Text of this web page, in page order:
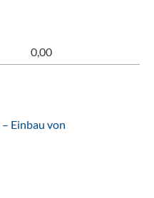
0,00
Einbau von